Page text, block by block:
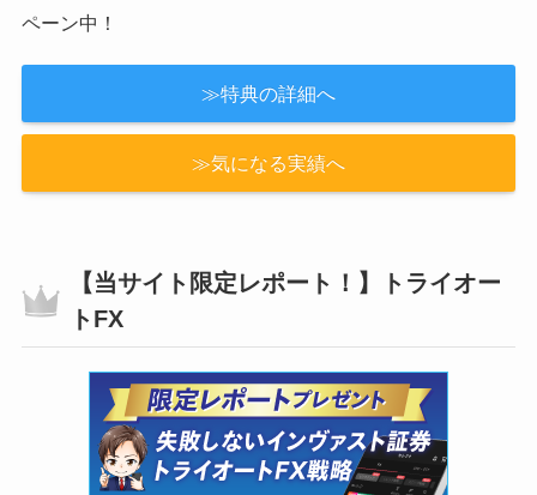
ペーン中！
≫特典の詳細へ
≫気になる実績へ
【当サイト限定レポート！】トライオー
トFX